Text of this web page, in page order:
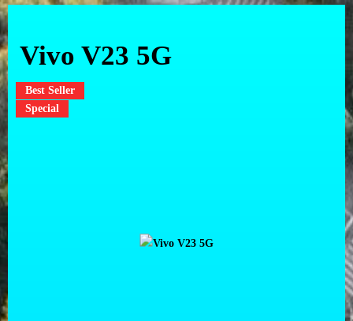
Vivo V23 5G
Best Seller
Special